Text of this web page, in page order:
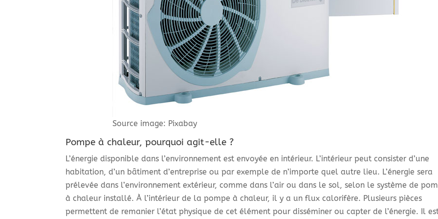
Source image: Pixabay
Pompe à chaleur, pourquoi agit-elle ?
L’énergie disponible dans l’environnement est envoyée en intérieur. L’intérieur peut consister d’une
habitation, d’un bâtiment d’entreprise ou par exemple de n’importe quel autre lieu. L’énergie sera
prélevée dans l’environnement extérieur, comme dans l’air ou dans le sol, selon le système de
à chaleur installé. À l’intérieur de la pompe à chaleur, il y a un flux calorifère. Plusieurs pièces
permettent de remanier l’état physique de cet élément pour disséminer ou capter de l’énergie. Il